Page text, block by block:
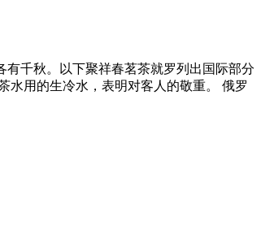
千秋。以下聚祥春茗茶就罗列出国际部分
用的生冷水，表明对客人的敬重。 俄罗